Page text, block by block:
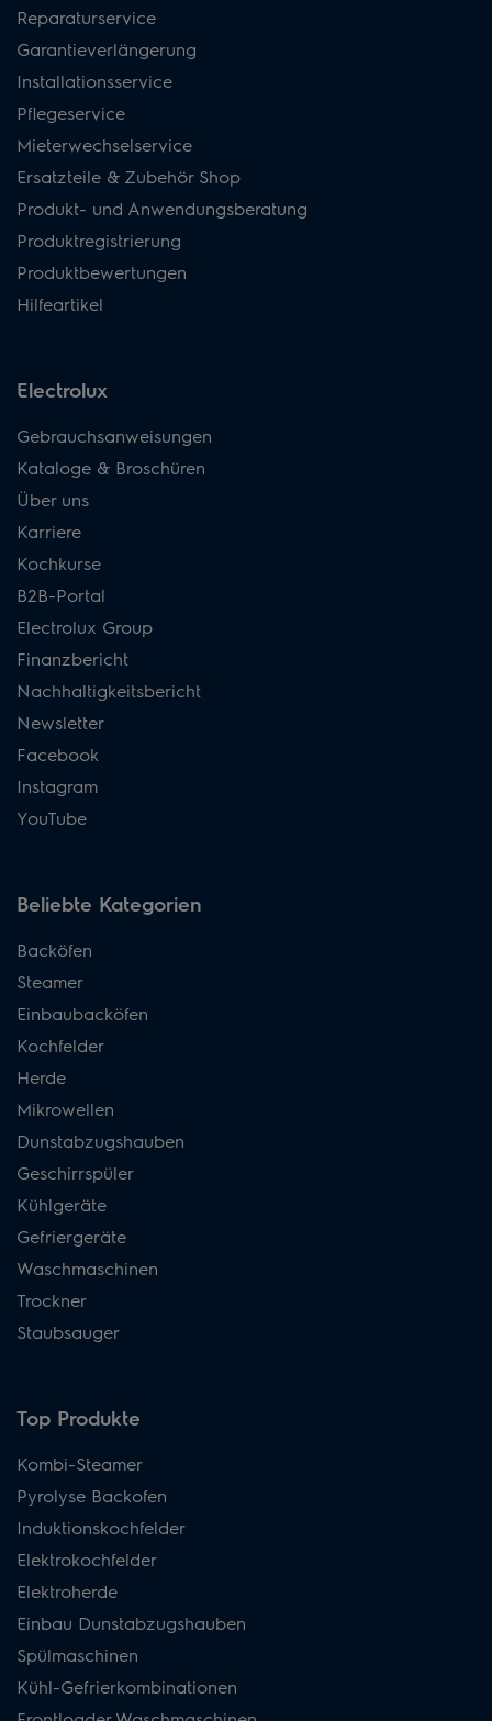
Reparaturservice
Garantieverlängerung
Installationsservice
Pflegeservice
Mieterwechselservice
Ersatzteile & Zubehör Shop
Produkt- und Anwendungsberatung
Produktregistrierung
Produktbewertungen
Hilfeartikel
Electrolux
Gebrauchsanweisungen
Kataloge & Broschüren
Über uns
Karriere
Kochkurse
B2B-Portal
Electrolux Group
Finanzbericht
Nachhaltigkeitsbericht
Newsletter
Facebook
Instagram
YouTube
Beliebte Kategorien
Backöfen
Steamer
Einbaubacköfen
Kochfelder
Herde
Mikrowellen
Dunstabzugshauben
Geschirrspüler
Kühlgeräte
Gefriergeräte
Waschmaschinen
Trockner
Staubsauger
Top Produkte
Kombi-Steamer
Pyrolyse Backofen
Induktionskochfelder
Elektrokochfelder
Elektroherde
Einbau Dunstabzugshauben
Spülmaschinen
Kühl-Gefrierkombinationen